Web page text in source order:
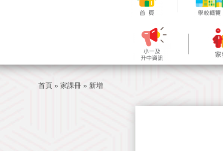
首頁 » 家課冊 » 新增